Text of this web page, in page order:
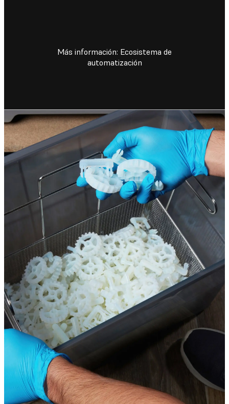
Más información: Ecosistema de
automatización